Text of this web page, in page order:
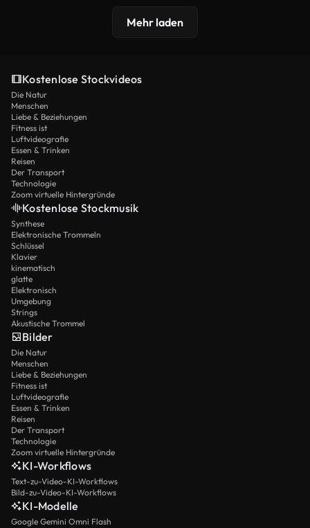
Mehr laden
Kostenlose Stockvideos
Die Natur
Menschen
Liebe & Beziehungen
Fitness ist
Luftvideografie
Essen & Trinken
Reisen
Der Transport
Technologie
Zoom virtuelle Hintergründe
Kostenlose Stockmusik
Synthese
Elektronische Trommeln
Schlüssel
Klavier
kinematisch
glatte
Elektronisch
Umgebung
Strings
Akustische Trommel
Bilder
Die Natur
Menschen
Liebe & Beziehungen
Fitness ist
Luftvideografie
Essen & Trinken
Reisen
Der Transport
Technologie
Zoom virtuelle Hintergründe
KI-Workflows
Text-zu-Video-KI-Workflows
Bild-zu-Video-KI-Workflows
KI-Modelle
Google Gemini Omni Flash